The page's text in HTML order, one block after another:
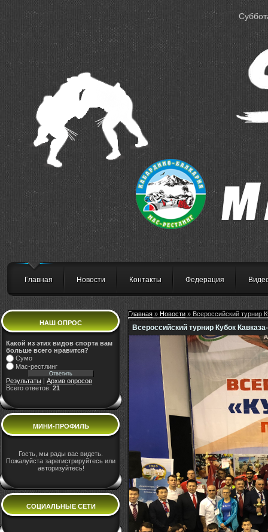
Главная Новости Контакты Федерация
НАШ ОПРОС
Какой из этих видов спорта вам
больше всего нравится?
Сумо
Мас-рестлинг
Результаты
Архив опросов
Всего ответов: 21
МИНИ-ПРОФИЛЬ
Гость, мы рады вас видеть.
Пожалуйста зарегистрируйтесь или
авторизуйтесь!
СОЦИАЛЬНЫЕ СЕТИ
Главная » Новости » Всероссийский турнир
Всероссийский турнир Кубок